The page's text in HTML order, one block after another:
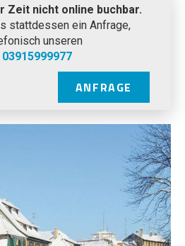
Zeit nicht online buchbar.
stattdessen ein Anfrage,
unseren
03915999977
ANFRAGE